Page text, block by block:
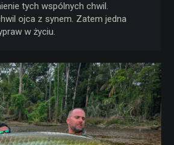
tych wspólnych chwil.
ojca z synem. Zatem jedna
w życiu.